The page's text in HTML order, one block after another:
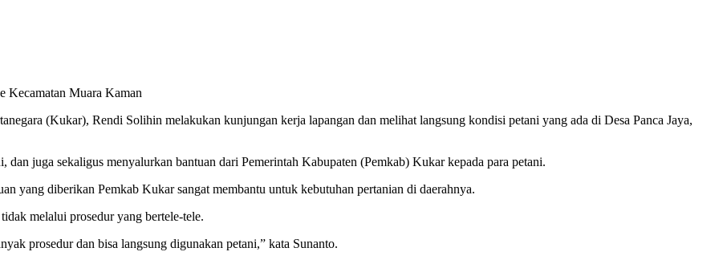
Kecamatan Muara Kaman
(Kukar), Rendi Solihin melakukan kunjungan kerja lapangan dan melihat langsung kondisi petani yang ada di Desa Panca Jaya,
juga sekaligus menyalurkan bantuan dari Pemerintah Kabupaten (Pemkab) Kukar kepada para petani.
yang diberikan Pemkab Kukar sangat membantu untuk kebutuhan pertanian di daerahnya.
melalui prosedur yang bertele-tele.
prosedur dan bisa langsung digunakan petani,” kata Sunanto.